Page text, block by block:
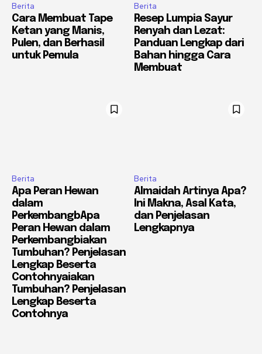
Berita
Cara Membuat Tape
Ketan yang Manis,
Pulen, dan Berhasil
untuk Pemula
Berita
Resep Lumpia Sayur
Renyah dan Lezat:
Panduan Lengkap dari
Bahan hingga Cara
Membuat
Berita
Apa Peran Hewan
dalam
PerkembangbApa
Peran Hewan dalam
Perkembangbiakan
Tumbuhan? Penjelasan
Lengkap Beserta
Contohnyaiakan
Tumbuhan? Penjelasan
Lengkap Beserta
Contohnya
Berita
Almaidah Artinya Apa?
Ini Makna, Asal Kata,
dan Penjelasan
Lengkapnya